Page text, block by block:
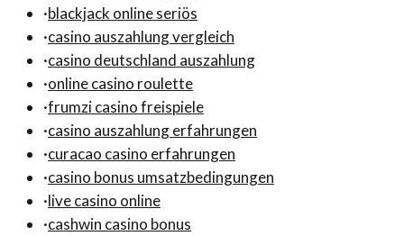
·blackjack online seriös
·casino auszahlung vergleich
·casino deutschland auszahlung
·online casino roulette
·frumzi casino freispiele
·casino auszahlung erfahrungen
·curacao casino erfahrungen
·casino bonus umsatzbedingungen
·live casino online
·cashwin casino bonus